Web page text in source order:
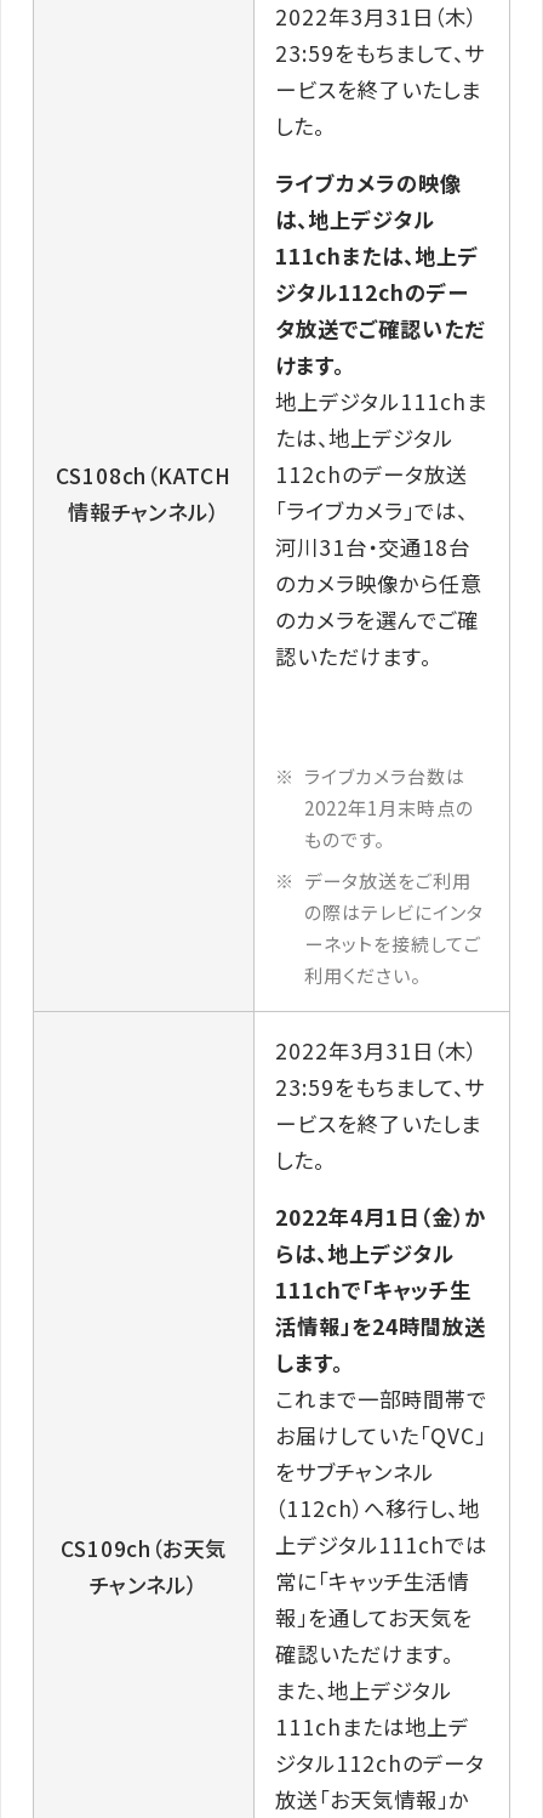
CS108ch（KATCH
情報チャンネル）
2022年3月31日（木）
23:59をもちまして、サ
ービスを終了いたしま
した。
ライブカメラの映像
は、地上デジタル
111chまたは、地上デ
ジタル112chのデー
タ放送でご確認いただ
けます。
地上デジタル111chま
たは、地上デジタル
112chのデータ放送
「ライブカメラ」では、
河川31台・交通18台
のカメラ映像から任意
のカメラを選んでご確
認いただけます。
ライブカメラ台数は
2022年1月末時点の
ものです。
データ放送をご利用
の際はテレビにインタ
ーネットを接続してご
利用ください。
CS109ch（お天気
チャンネル）
2022年3月31日（木）
23:59をもちまして、サ
ービスを終了いたしま
した。
2022年4月1日（金）か
らは、地上デジタル
111chで「キャッチ生
活情報」を24時間放送
します。
これまで一部時間帯で
お届けしていた「QVC」
をサブチャンネル
（112ch）へ移行し、地
上デジタル111chでは
常に「キャッチ生活情
報」を通してお天気を
確認いただけます。
また、地上デジタル
111chまたは地上デ
ジタル112chのデータ
放送「お天気情報」か